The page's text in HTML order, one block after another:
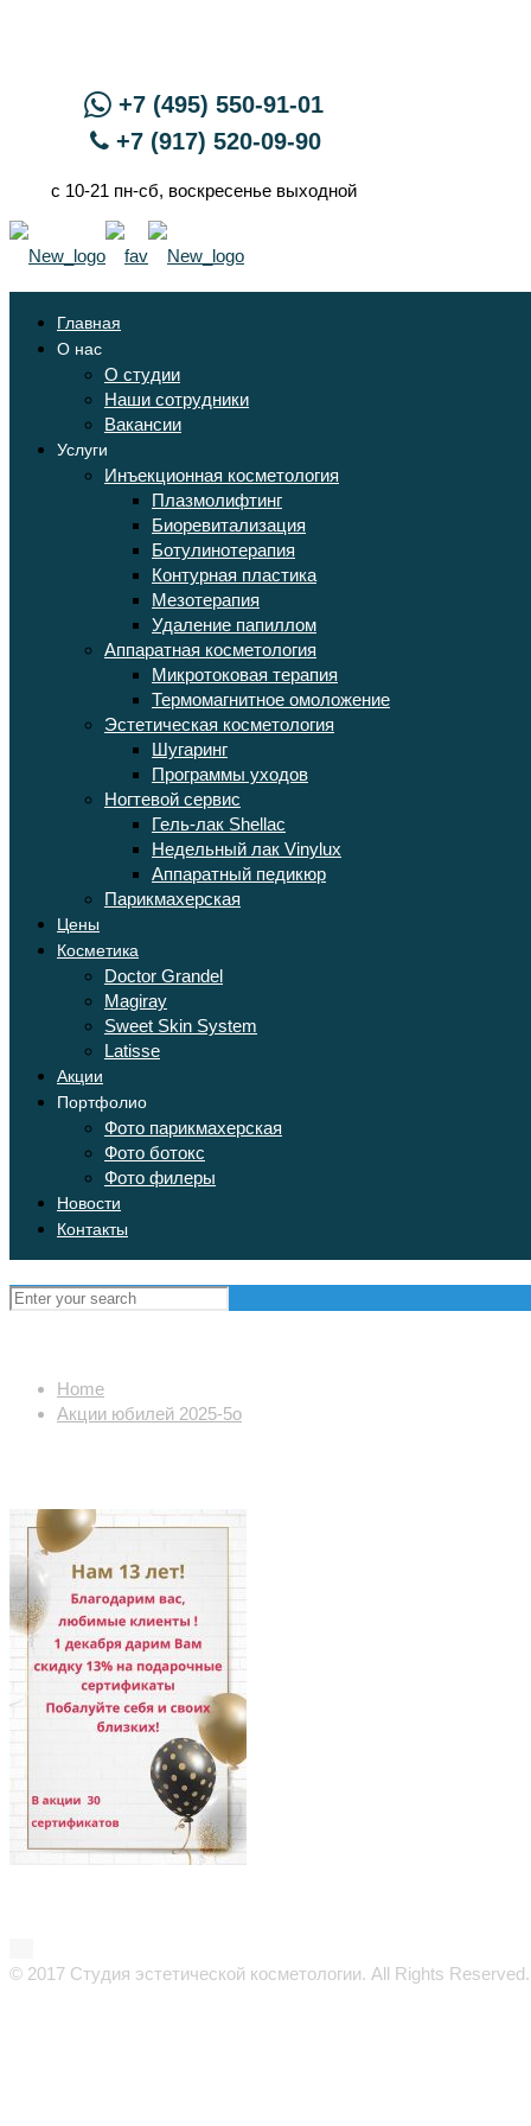
+7 (495) 550-91-01
+7 (917) 520-09-90
с 10-21 пн-сб, воскресенье выходной
Главная
О нас
О студии
Наши сотрудники
Вакансии
Услуги
Инъекционная косметология
Плазмолифтинг
Биоревитализация
Ботулинотерапия
Контурная пластика
Мезотерапия
Удаление папиллом
Аппаратная косметология
Микротоковая терапия
Термомагнитное омоложение
Эстетическая косметология
Шугаринг
Программы уходов
Ногтевой сервис
Гель-лак Shellac
Недельный лак Vinylux
Аппаратный педикюр
Парикмахерская
Цены
Косметика
Doctor Grandel
Magiray
Sweet Skin System
Latisse
Акции
Портфолио
Фото парикмахерская
Фото ботокс
Фото филеры
Новости
Контакты
Home
Акции юбилей 2025-5о
© 2017 Студия эстетической косметологии. All Rights Reserved.